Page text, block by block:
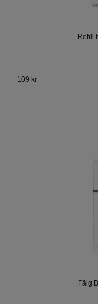
Refill
109 kr
Fälg